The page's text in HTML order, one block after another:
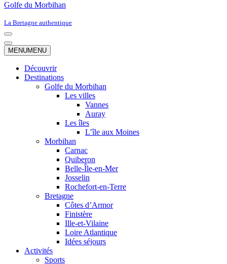
Golfe du Morbihan
La Bretagne authentique
Menu
de
navigation
Menu
de
MENUMENU
Découvrir
Destinations
Golfe du Morbihan
Les villes
Vannes
Auray
Les îles
L’île aux Moines
Morbihan
Carnac
Quiberon
Belle-Île-en-Mer
Josselin
Rochefort-en-Terre
Bretagne
Côtes d’Armor
Finistère
Ille-et-Vilaine
Loire Atlantique
Idées séjours
Activités
Sports